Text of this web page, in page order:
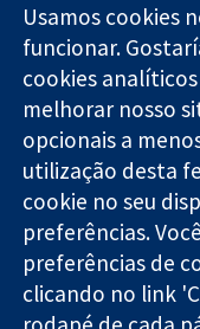
Evidências
confiáveis.
Decisões
informadas.
Melhor saúde.
Usamos cookies
funcionar.
cookies
melhorar nosso
opcionais a
utilização desta
cookie no seu
preferências.
preferências de
clicando no link